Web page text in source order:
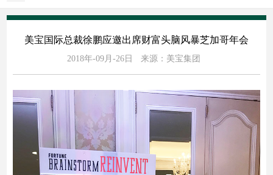
美宝国际总裁徐鹏应邀出席财富头脑风暴芝加哥年会
2018年-09月-26日 来源：美宝集团